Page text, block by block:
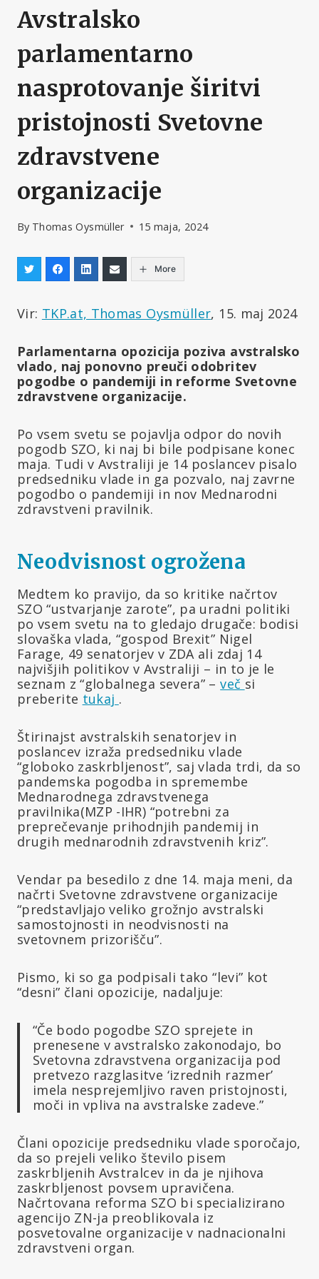
Avstralsko
parlamentarno
nasprotovanje širitvi
pristojnosti Svetovne
zdravstvene
organizacije
By Thomas Oysmüller 15 maja, 2024
More
Vir: TKP.at, Thomas Oysmüller, 15. maj 2024
Parlamentarna opozicija poziva avstralsko
vlado, naj ponovno preuči odobritev
pogodbe o pandemiji in reforme Svetovne
zdravstvene organizacije.
Po vsem svetu se pojavlja odpor do novih
pogodb SZO, ki naj bi bile podpisane konec
maja. Tudi v Avstraliji je 14 poslancev pisalo
predsedniku vlade in ga pozvalo, naj zavrne
pogodbo o pandemiji in nov Mednarodni
zdravstveni pravilnik.
Neodvisnost ogrožena
Medtem ko pravijo, da so kritike načrtov
SZO “ustvarjanje zarote”, pa uradni politiki
po vsem svetu na to gledajo drugače: bodisi
slovaška vlada, “gospod Brexit” Nigel
Farage, 49 senatorjev v ZDA ali zdaj 14
najvišjih politikov v Avstraliji – in to je le
seznam z “globalnega severa” –več si
preberite tukaj .
Štirinajst avstralskih senatorjev in
poslancev izraža predsedniku vlade
“globoko zaskrbljenost”, saj vlada trdi, da so
pandemska pogodba in spremembe
Mednarodnega zdravstvenega
pravilnika(MZP -IHR) “potrebni za
preprečevanje prihodnjih pandemij in
drugih mednarodnih zdravstvenih kriz”.
Vendar pa besedilo z dne 14. maja meni, da
načrti Svetovne zdravstvene organizacije
“predstavljajo veliko grožnjo avstralski
samostojnosti in neodvisnosti na
svetovnem prizorišču”.
Pismo, ki so ga podpisali tako “levi” kot
“desni” člani opozicije, nadaljuje:
“Če bodo pogodbe SZO sprejete in
prenesene v avstralsko zakonodajo, bo
Svetovna zdravstvena organizacija pod
pretvezo razglasitve ‘izrednih razmer’
imela nesprejemljivo raven pristojnosti,
moči in vpliva na avstralske zadeve.”
Člani opozicije predsedniku vlade sporočajo,
da so prejeli veliko število pisem
zaskrbljenih Avstralcev in da je njihova
zaskrbljenost povsem upravičena.
Načrtovana reforma SZO bi specializirano
agencijo ZN-ja preoblikovala iz
posvetovalne organizacije v nadnacionalni
zdravstveni organ.